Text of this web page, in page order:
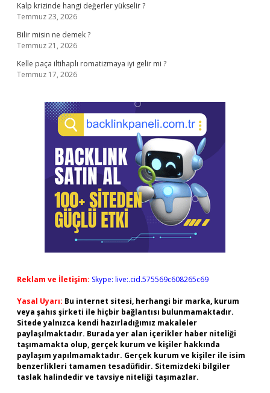
Kalp krizinde hangi değerler yükselir ?
Temmuz 23, 2026
Bilir misin ne demek ?
Temmuz 21, 2026
Kelle paça iltihaplı romatizmaya iyi gelir mi ?
Temmuz 17, 2026
Reklam ve İletişim: Skype: live:.cid.575569c608265c69
Yasal Uyarı: Bu internet sitesi, herhangi bir marka, kurum
veya şahıs şirketi ile hiçbir bağlantısı bulunmamaktadır.
Sitede yalnızca kendi hazırladığımız makaleler
paylaşılmaktadır. Burada yer alan içerikler haber niteliği
taşımamakta olup, gerçek kurum ve kişiler hakkında
paylaşım yapılmamaktadır. Gerçek kurum ve kişiler ile isim
benzerlikleri tamamen tesadüfidir. Sitemizdeki bilgiler
taslak halindedir ve tavsiye niteliği taşımazlar.